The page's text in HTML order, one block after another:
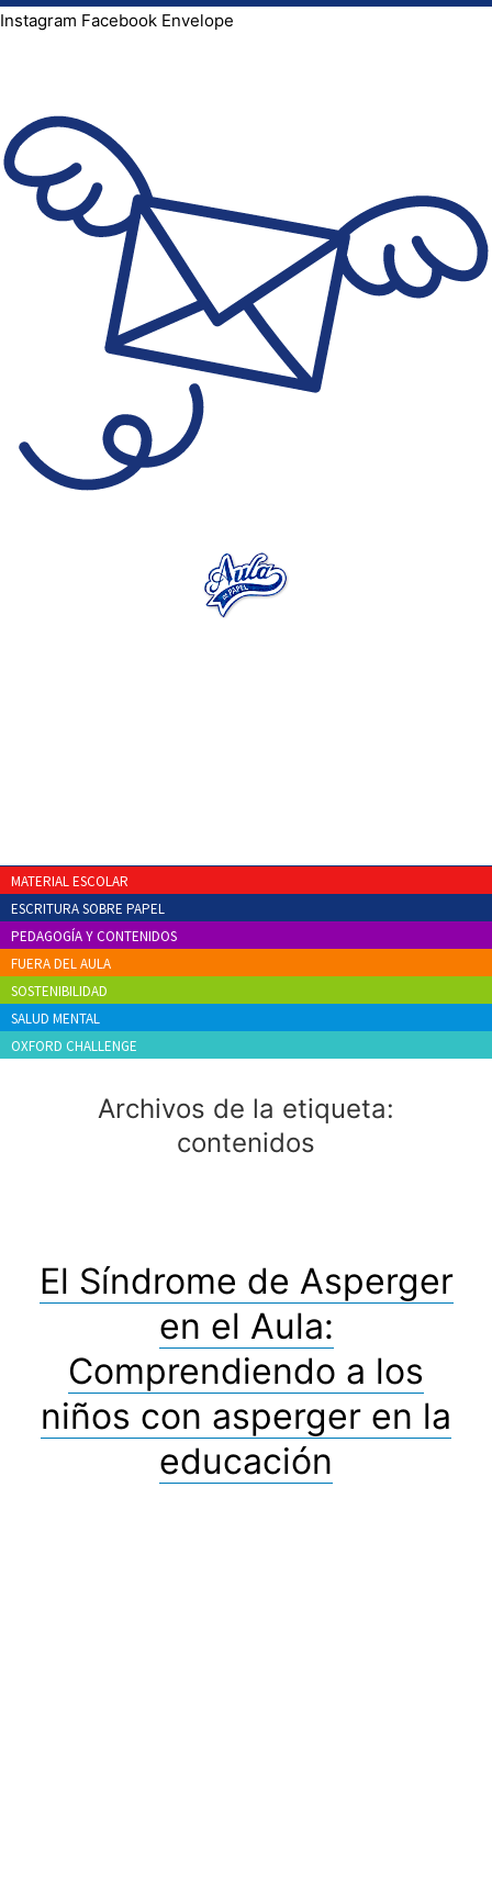
Instagram Facebook Envelope
MATERIAL ESCOLAR
ESCRITURA SOBRE PAPEL
PEDAGOGÍA Y CONTENIDOS
FUERA DEL AULA
SOSTENIBILIDAD
SALUD MENTAL
OXFORD CHALLENGE
Archivos de la etiqueta:
contenidos
El Síndrome de Asperger
en el Aula:
Comprendiendo a los
niños con asperger en la
educación